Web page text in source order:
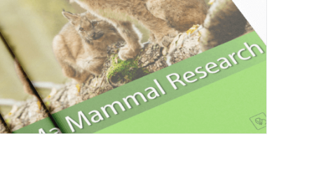
Cerri J, Fozzi I, De Rosa D... 2026.Weather
conditions are systematically
associated with long-range nonroutine
movements in a large scavenger.
Ecology and Evolution 16 (4) (e73434)
DOI:https://doi.org/10.1002/ece3.73434
Cerri J, Costantino C, Marcelli A...